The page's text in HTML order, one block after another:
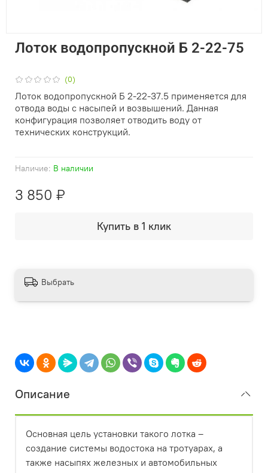
(0)
Наличие: В наличии
Лотoк водопропускной Б 2-22-75
3 850 ₽
Купить в 1 клик
Лоток водопропускной Б 2-22-37.5 применяется для
отвода воды с насыпей и возвышений. Данная
конфигурация позволяет отводить воду от
технических конструкций.
Выбрать
Описание
Основная цель установки такого лотка –
создание системы водостока на тротуарах, а
также насыпях железных и автомобильных